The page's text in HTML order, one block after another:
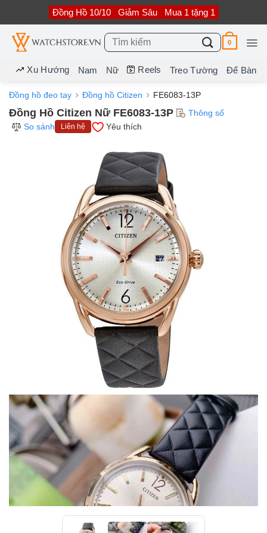
nội
dung
Đồng Hồ 10/10 Giảm Sâu Mua 1 tặng 1
Tìm
kiếm:
0
Xu Hướng Nam Nữ Reels Treo Tường Để Bàn
Đồng hồ đeo tay Đồng hồ Citizen FE6083-13P
Đồng Hồ Citizen Nữ FE6083-13P
Thông số
So sánh
Liên hệ Yêu thích